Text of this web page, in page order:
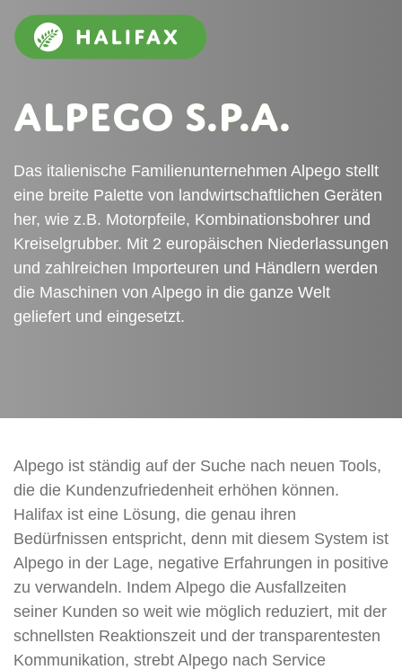
Alpego S.P.A.
Das italienische Familienunternehmen Alpego stellt
eine breite Palette von landwirtschaftlichen Geräten
her, wie z.B. Motorpfeile, Kombinationsbohrer und
Kreiselgrubber. Mit 2 europäischen Niederlassungen
und zahlreichen Importeuren und Händlern werden
die Maschinen von Alpego in die ganze Welt
geliefert und eingesetzt.
Alpego ist ständig auf der Suche nach neuen Tools,
die die Kundenzufriedenheit erhöhen können.
Halifax ist eine Lösung, die genau ihren
Bedürfnissen entspricht, denn mit diesem System ist
Alpego in der Lage, negative Erfahrungen in positive
zu verwandeln. Indem Alpego die Ausfallzeiten
seiner Kunden so weit wie möglich reduziert, mit der
schnellsten Reaktionszeit und der transparentesten
Kommunikation, strebt Alpego nach Service